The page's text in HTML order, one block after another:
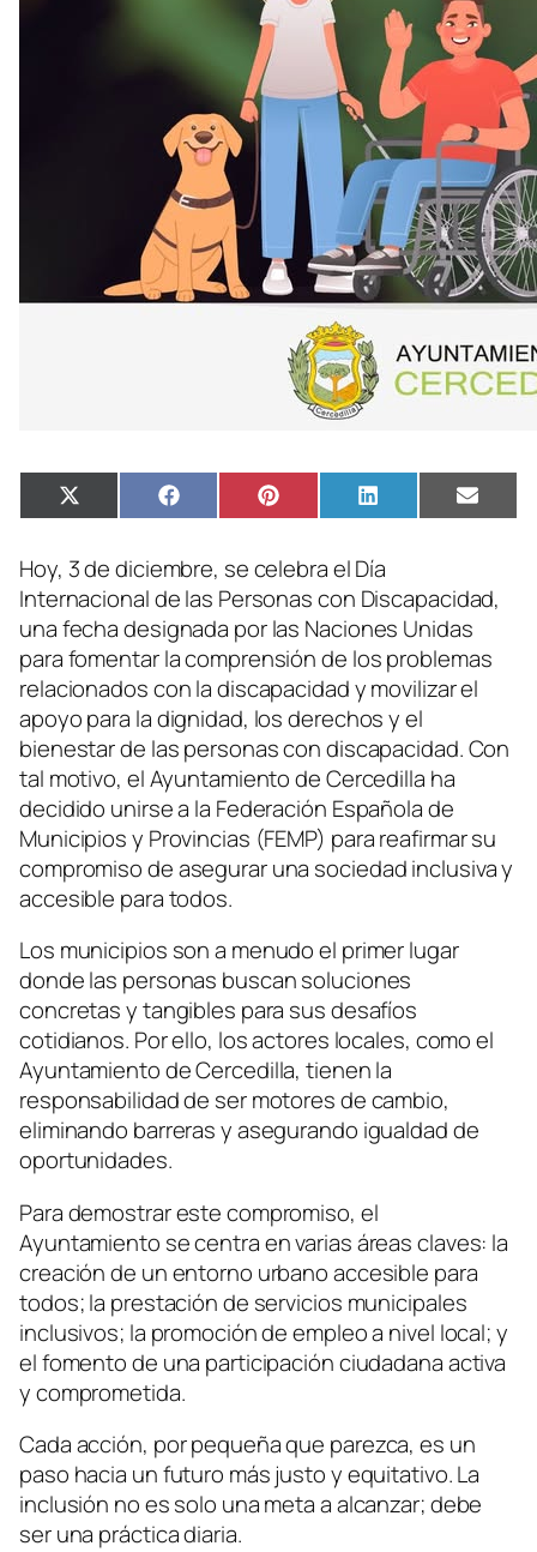
Compartir
en
X
(Twitter)
Compartir
en
FacebookCompartir
en
PinterestCompartir
en
LinkedIn
en
Email
Hoy, 3 de diciembre, se celebra el Día
Internacional de las Personas con Discapacidad,
una fecha designada por las Naciones Unidas
para fomentar la comprensión de los problemas
relacionados con la discapacidad y movilizar el
apoyo para la dignidad, los derechos y el
bienestar de las personas con discapacidad. Con
tal motivo, el Ayuntamiento de Cercedilla ha
decidido unirse a la Federación Española de
Municipios y Provincias (FEMP) para reafirmar su
compromiso de asegurar una sociedad inclusiva y
accesible para todos.
Los municipios son a menudo el primer lugar
donde las personas buscan soluciones
concretas y tangibles para sus desafíos
cotidianos. Por ello, los actores locales, como el
Ayuntamiento de Cercedilla, tienen la
responsabilidad de ser motores de cambio,
eliminando barreras y asegurando igualdad de
oportunidades.
Para demostrar este compromiso, el
Ayuntamiento se centra en varias áreas claves: la
creación de un entorno urbano accesible para
todos; la prestación de servicios municipales
inclusivos; la promoción de empleo a nivel local; y
el fomento de una participación ciudadana activa
y comprometida.
Cada acción, por pequeña que parezca, es un
paso hacia un futuro más justo y equitativo. La
inclusión no es solo una meta a alcanzar; debe
ser una práctica diaria.